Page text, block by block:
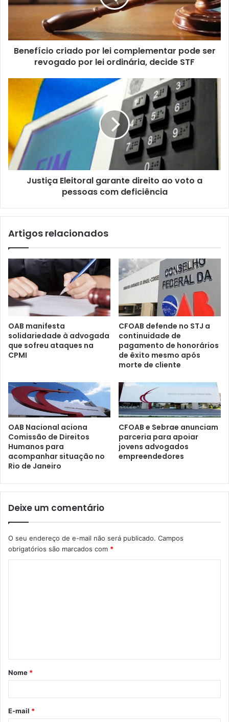
d
e
Benefício criado por lei complementar pode ser
revogado por lei ordinária, decide STF
Justiça Eleitoral garante direito ao voto a
pessoas com deficiência
Artigos relacionados
OAB manifesta
solidariedade à advogada
que sofreu ataques na
CPMI
CFOAB defende no STJ a
continuidade de
pagamento de honorários
de êxito mesmo após
morte de cliente
OAB Nacional aciona
Comissão de Direitos
Humanos para
acompanhar situação no
Rio de Janeiro
CFOAB e Sebrae anunciam
parceria para apoiar
jovens advogados
empreendedores
Deixe um comentário
O seu endereço de e-mail não será publicado. Campos
obrigatórios são marcados com *
Nome *
E-mail *